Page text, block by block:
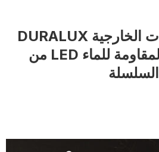
مصابيح الفيضانات الخارجية DURALUX
DURALUX المقاومة للماء LED من
السلسلة